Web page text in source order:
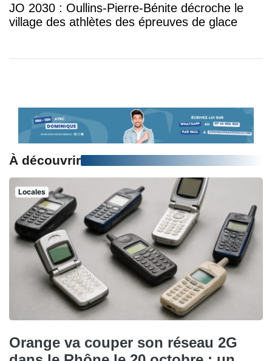
JO 2030 : Oullins-Pierre-Bénite décroche le
village des athlètes des épreuves de glace
À découvrir
Locales
Orange va couper son réseau 2G